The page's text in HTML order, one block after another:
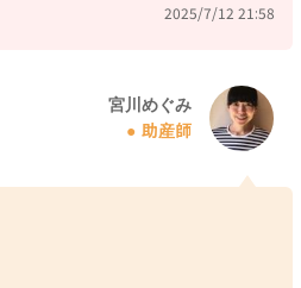
2025/7/12 21:58
宮川めぐみ
助産師